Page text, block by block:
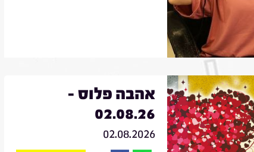
אהבה פלוס -
02.08.26
02.08.2026